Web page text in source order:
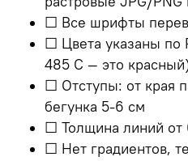
☐ Все шрифты
☐ Цвета указаны по
485 C — это
☐ Отступы: от края
бегунка 5-6 см
☐ Толщина линий
☐ Нет градиентов,